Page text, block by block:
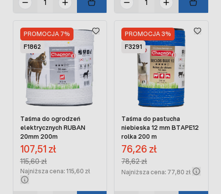
PROMOCJA 7%
F1862
Taśma do ogrodzeń
elektrycznych RUBAN
20mm 200m
Cena promocyjna:
107,51 zł
Regular Price:
115,60 zł
Najniższa cena: 115,60 zł
PROMOCJA 3%
F3291
Taśma do pastucha
niebieska 12 mm BTAPE12
rolka 200 m
Cena promocyjna:
76,26 zł
Regular Price:
78,62 zł
Najniższa cena: 77,80 zł